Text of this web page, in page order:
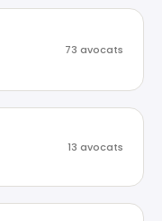
73 avocats
13 avocats